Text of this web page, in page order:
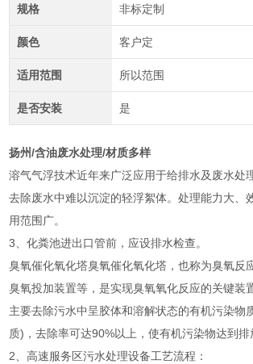
规格 非标定制
颜色 客户定
适用范围 所以范围
是否安装 是
扬州/含油废水处理/材质多样
溶气气浮技术近年来广泛应用于给排水及废水处
去除废水中难以沉淀的轻浮絮体。处理能力大、
用范围广。
3、化粪池进出口管前，应设排水检查。
臭氧催化氧化塔臭氧催化氧化塔，也称为臭氧反
臭氧投加装置等，是实现臭氧氧化反应的关键装
主要去除污水中呈胶体和溶解状态的有机污染物
质)，去除率可达90%以上，使有机污染物达到排
2、高速服务区污水处理设备工艺流程：